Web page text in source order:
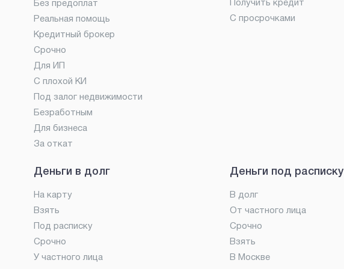
Без предоплат
Реальная помощь
Кредитный брокер
Срочно
Для ИП
С плохой КИ
Под залог недвижимости
Безработным
Для бизнеса
За откат
Получить кредит
С просрочками
Деньги в долг
На карту
Взять
Под расписку
Срочно
У частного лица
Деньги под расписку
В долг
От частного лица
Срочно
Взять
В Москве